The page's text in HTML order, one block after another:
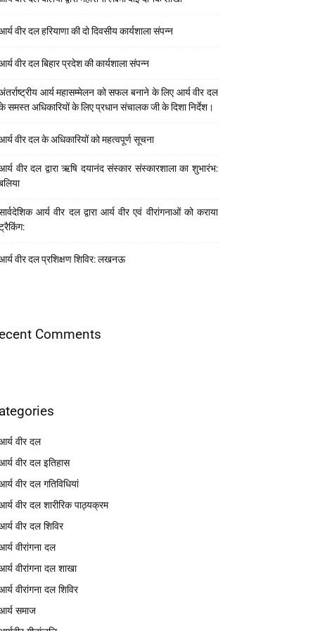
वीर दल हरियाणा की दो दिवसीय कार्यशाला संपन्न
वीर दल बिहार प्रदेश की कार्यशाला संपन्न
आर्य महासम्मेलन को सफल बनाने के लिए आर्य वीर दल
समस्त अधिकारियों के लिए प्रधान संचालक जी के दिशा निर्देश।
वीर दल के अधिकारियों को महत्वपूर्ण सूचना
वीर दल द्वारा ऋषि दयानंद संस्कार संस्कारशाला का शुभारंभ:
आर्य वीर दल द्वारा आर्य वीर एवं वीरांगनाओं को कराया
वीर दल प्रशिक्षण शिविर: लखनऊ
Comments
वीर दल
वीर दल इतिहास
वीर दल गतिविधियां
वीर दल शारीरिक पाठ्यक्रम
वीर दल शिविर
वीरांगना दल
वीरांगना दल शाखा
वीरांगना दल शिविर
समाज